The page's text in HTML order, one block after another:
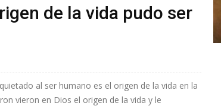
de la vida pudo ser
al ser humano es el origen de la vida en la
vieron en Dios el origen de la vida y le